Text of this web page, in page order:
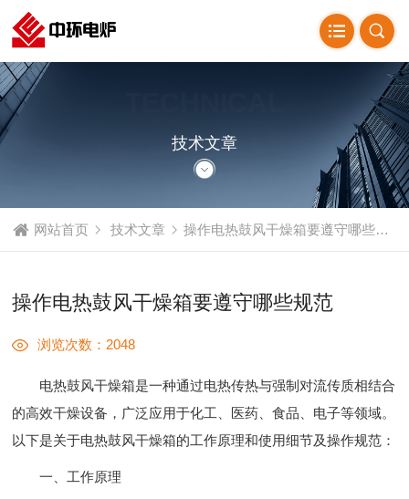
ARTICLE
技术文章
网站首页 技术文章 操作电热鼓风干燥箱要遵守哪些规范
操作电热鼓风干燥箱要遵守哪些规范
浏览次数：2048
电热鼓风干燥箱是一种通过电热传热与强制对流传质相结合
的高效干燥设备，广泛应用于化工、医药、食品、电子等领域。
以下是关于电热鼓风干燥箱的工作原理和使用细节及操作规范：
一、工作原理